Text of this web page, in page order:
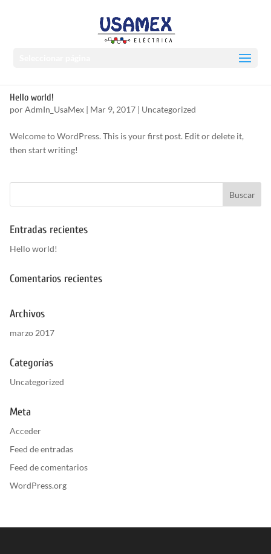
Hello world!
porAdmIn_UsaMex| Mar 9, 2017| Uncategorized
Welcome to WordPress. This is your first post. Edit or delete it,
then start writing!
Entradas recientes
Hello world!
Comentarios recientes
Archivos
marzo 2017
Categorías
Uncategorized
Meta
Acceder
Feed de entradas
Feed de comentarios
WordPress.org